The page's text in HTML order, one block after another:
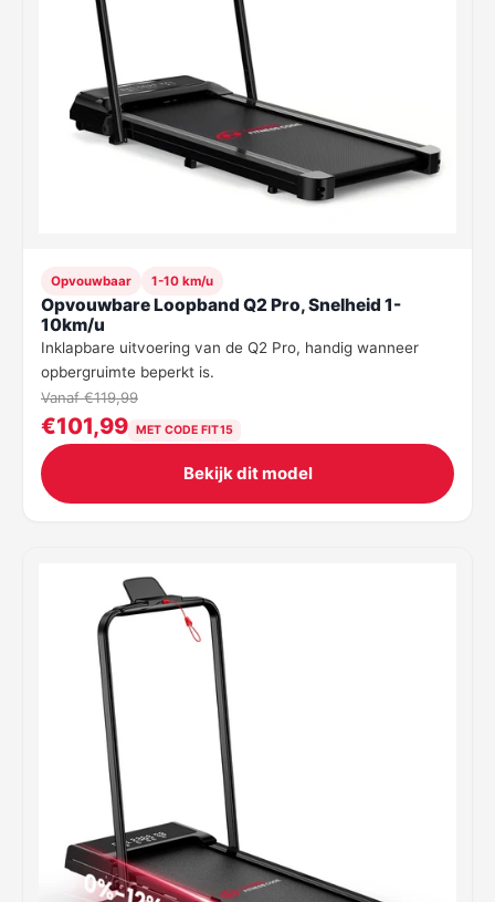
Opvouwbaar 1-10 km/u
Opvouwbare Loopband Q2 Pro, Snelheid 1-
10km/u
Inklapbare uitvoering van de Q2 Pro, handig wanneer
opbergruimte beperkt is.
Vanaf €119,99
€101,99 MET CODE FIT15
Bekijk dit model